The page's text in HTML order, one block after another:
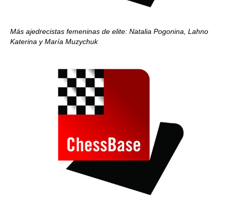
Más ajedrecistas femeninas de elite: Natalia Pogonina, Lahno
Katerina y María Muzychuk